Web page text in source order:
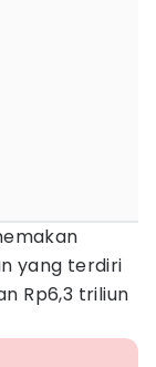
yang terdiri
Rp6,3 triliun